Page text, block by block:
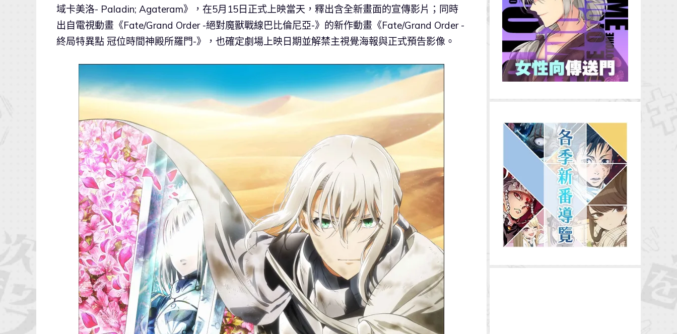
域卡美洛- Paladin; Agateram》，在5月15日正式上映當天，釋出含全新畫面的宣傳影片；同時
出自電視動畫《Fate/Grand Order -絕對魔獸戰線巴比倫尼亞-》的新作動畫《Fate/Grand Order -
終局特異點 冠位時間神殿所羅門-》，也確定劇場上映日期並解禁主視覺海報與正式預告影像。